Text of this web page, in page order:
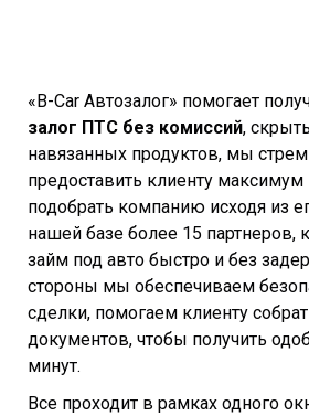
«B-Car Автозалог» помогает
залог ПТС без комиссий,
навязанных продуктов, мы
предоставить клиенту
подобрать компанию исходя из
нашей базе более 15
займ под авто быстро и без
стороны мы обеспечиваем
сделки, помогаем клиенту
документов, чтобы получить
минут.
Все проходит в рамках одного